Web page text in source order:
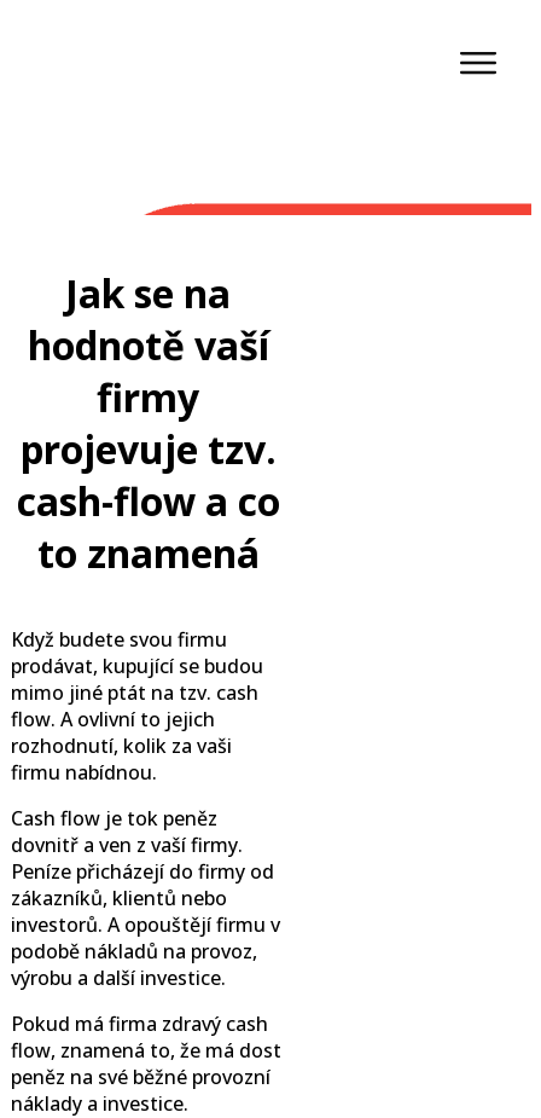
Jak se na
hodnotě vaší
firmy
projevuje tzv.
cash-flow a co
to znamená
Když budete svou firmu
prodávat, kupující se budou
mimo jiné ptát na tzv. cash
flow. A ovlivní to jejich
rozhodnutí, kolik za vaši
firmu nabídnou.
Cash flow je tok peněz
dovnitř a ven z vaší firmy.
Peníze přicházejí do firmy od
zákazníků, klientů nebo
investorů. A opouštějí firmu v
podobě nákladů na provoz,
výrobu a další investice.
Pokud má firma zdravý cash
flow, znamená to, že má dost
peněz na své běžné provozní
náklady a investice.